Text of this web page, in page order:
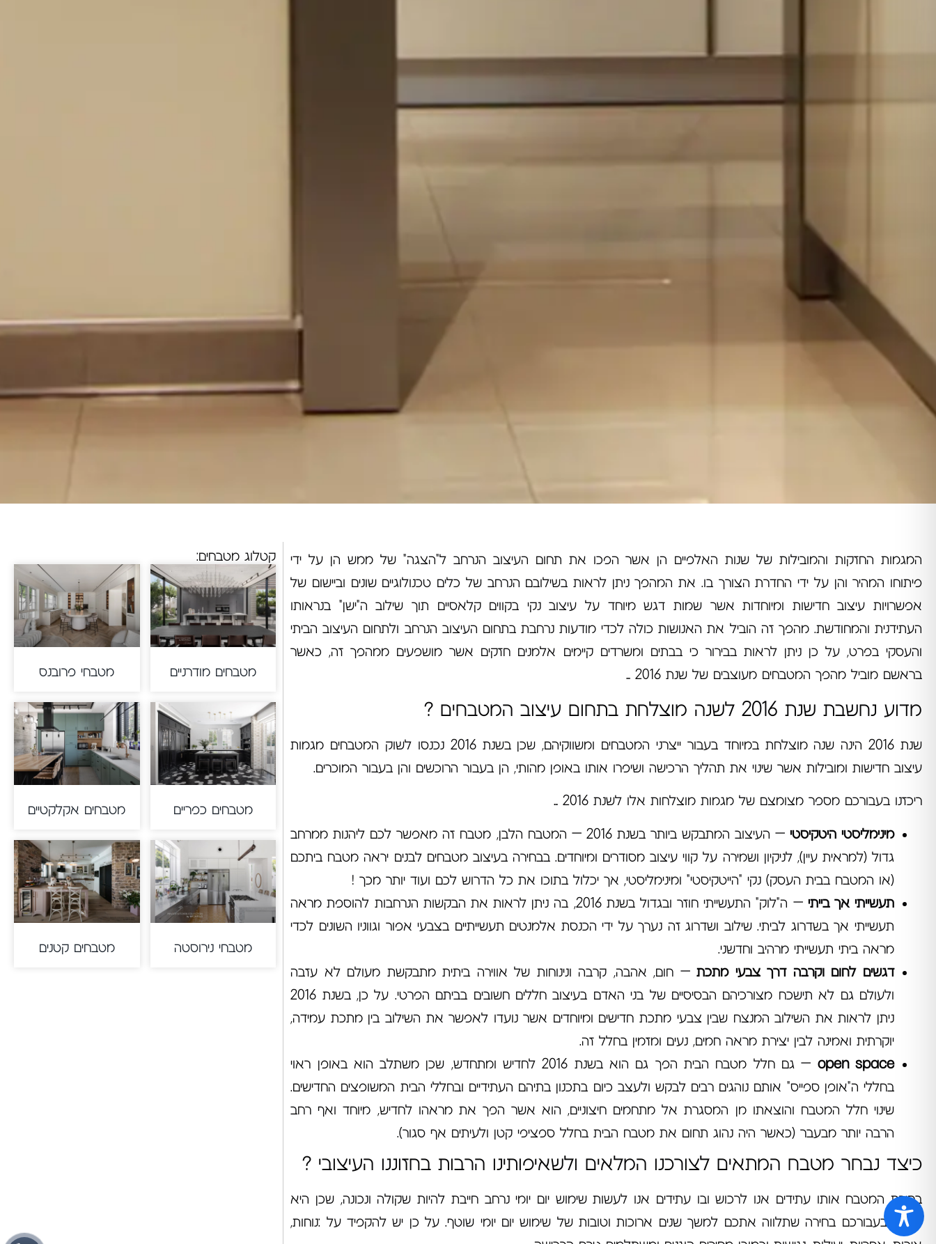
המגמות החזקות והמובילות של שנות האלפיים הן אשר הפכו את תחום העיצוב הנרחב ל"הצגה" של ממש הן על ידי
פיתוחו המהיר והן על ידי החדרת הצורך בו. את המהפך ניתן לראות בשילובם הנרחב של כלים טכנולוגיים שונים וביישום של
אפשרויות עיצוב חדישות ומיוחדות אשר שמות דגש מיוחד על עיצוב נקי בקווים קלאסיים תוך שילוב ה"ישן" בנראותו
העתידנית והמחודשת. מהפך זה הוביל את האנושות כולה לכדי מודעות נרחבת בתחום העיצוב הנרחב ולתחום העיצוב הביתי
והעסקי בפרט, על כן ניתן לראות בבירור כי בבתים ומשרדים קיימים אלמנים חזקים אשר מושפעים ממהפך זה, כאשר
בראשם מוביל מהפך המטבחים מעוצבים של שנת 2016 …
מדוע נחשבת שנת 2016 לשנה מוצלחת בתחום עיצוב המטבחים ?
שנת 2016 הינה שנה מוצלחת במיוחד בעבור ייצרני המטבחים ומשווקיהם, שכן בשנת 2016 נכנסו לשוק המטבחים מגמות
עיצוב חדישות ומובילות אשר שינוי את תהליך הרכישה ושיפרו אותו באופן מהותי, הן בעבור הרוכשים והן בעבור המוכרים.
ריכזנו בעבורכם מספר מצומצם של מגמות מוצלחות אלו לשנת 2016 …
מינימליסטי היטקיסטי
– העיצוב המתבקש ביותר בשנת 2016 – המטבח הלבן, מטבח זה מאפשר לכם ליהנות ממרחב
גדול (למראית עיין), לניקיון ושמירה על קווי עיצוב מסודרים ומיוחדים. בבחירה בעיצוב מטבחים לבנים יראה מטבח ביתכם
(או המטבח בבית העסק) נקי "הייטקיסטי" ומינימליסטי, אך יכלול בתוכו את כל הדרוש לכם ועוד יותר מכך !
תעשייתי אך בייתי
– ה"לוק" התעשייתי חוזר ובגדול בשנת 2016, בה ניתן לראות את הבקשות הנרחבות להוספת מראה
תעשייתי אך בשדרוג לביתי. שילוב ושדרוג זה נערך על ידי הכנסת אלמנטים תעשייתיים בצבעי אפור וגווניו השונים לכדי
מראה ביתי תעשייתי מרהיב וחדשני.
דגשים לחום וקרבה דרך צבעי מתכת– חום, אהבה, קרבה ונינוחות של אווירה ביתית מתבקשת מעולם לא עזבה
ולעולם גם לא תישכח מצורכיהם הבסיסיים של בני האדם בעיצוב חללים חשובים בביתם הפרטי. על כן, בשנת 2016
ניתן לראות את השילוב המנצח שבין צבעי מתכת חדישים ומיוחדים אשר נועדו לאפשר את השילוב בין מתכת עמידה,
יוקרתית ואמינה לבין יצירת מראה חמים, נעים ומזמין בחלל זה.
open space
– גם חלל מטבח הבית הפך גם הוא בשנת 2016 לחדיש ומתחדש, שכן משתלב הוא באופן ראוי
בחללי ה"אופן ספייס" אותם נוהגים רבים לבקש ולעצב כיום בתכנון בתיהם העתידיים ובחללי הבית המשופצים החדישים.
שינוי חלל המטבח והוצאתו מן המסגרת אל מתחמים חיצוניים, הוא אשר הפך את מראהו לחדיש, מיוחד ואף רחב
הרבה יותר מבעבר (כאשר היה נהוג תחום את מטבח הבית בחלל ספציפי קטן ולעיתים אף סגור).
כיצד נבחר מטבח המתאים לצורכנו המלאים ולשאיפותינו הרבות בחזוננו העיצובי ?
בחירת המטבח אותו עתידים אנו לרכוש ובו עתידים אנו לעשות שימוש יום יומי נרחב חייבת להיות שקולה ונכונה, שכן היא
מהווה בעבורכם בחירה שתלווה אתכם למשך שנים ארוכות וטובות של שימוש יום יומי שוטף. על כן יש להקפיד על :נוחות,
קטלוג מטבחים:
מטבחים מודרניים מטבחי פרובנס
מטבחים כפריים מטבחים אקלקטיים
מטבחי נירוסטה מטבחים קטנים